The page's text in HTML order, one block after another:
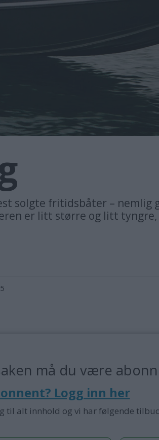
solgte fritidsbåter – nemlig
er litt større og litt
må du være
Logg inn her
til alt innhold og vi har følgende